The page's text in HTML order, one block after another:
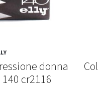
donna
cr2116